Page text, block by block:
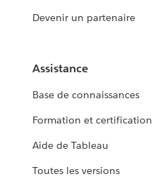
Devenir un partenaire
Assistance
Base de connaissances
Formation et certification
Aide de Tableau
Toutes les versions